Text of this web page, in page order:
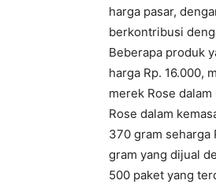
harga pasar,
berkontribusi
Beberapa produk
harga Rp. 16.000,
merek Rose
Rose dalam
370 gram seharga
gram yang dijual
500 paket yang